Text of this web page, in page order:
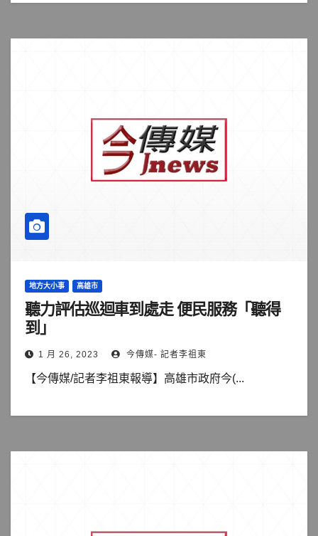
地方大小事 高雄市
聽力評估巡迴車到處走 便民服務「聽得
到」
1 月 26, 2023 今傳媒- 記者李祖東
【今傳媒/記者李祖東報導】高雄市政府今(...